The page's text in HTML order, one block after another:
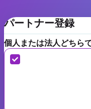
パートナー登録
個人または法人どちら